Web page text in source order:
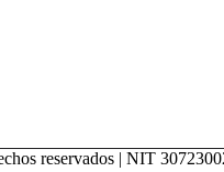
reservados | NIT